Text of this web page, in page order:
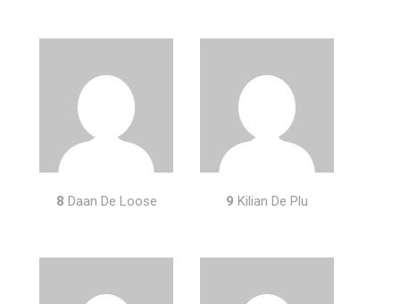
8 Daan De Loose 9 Kilian De Plu